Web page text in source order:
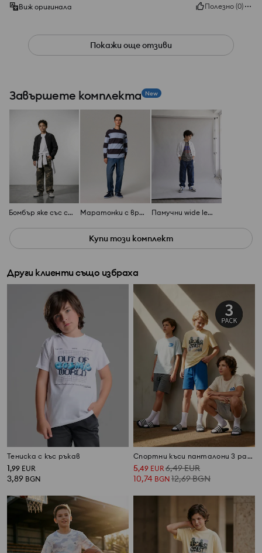
Виж оригинала
Полезно (0)
Покажи още отзиви
Завършете комплекта New
Бомбър яке със светлоотразителни елементи Маратонки с връзки от имитация на велур Памучни wide leg дънки
Купи този комплект
Други клиенти също избраха
Тениска с къс ръкав
1,99 EUR
3,89 BGN
Спортни къси панталони 3 pack
5,49 EUR6,49EUR
10,74 BGN 12,69BGN